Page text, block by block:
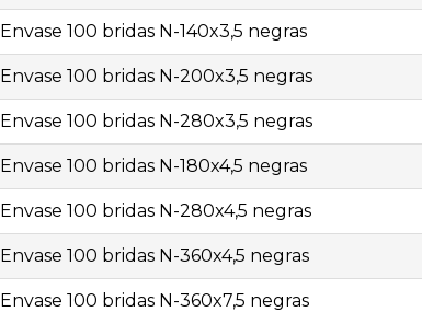
Envase 100 bridas N-140x3,5 negras
Envase 100 bridas N-200x3,5 negras
Envase 100 bridas N-280x3,5 negras
Envase 100 bridas N-180x4,5 negras
Envase 100 bridas N-280x4,5 negras
Envase 100 bridas N-360x4,5 negras
Envase 100 bridas N-360x7,5 negras